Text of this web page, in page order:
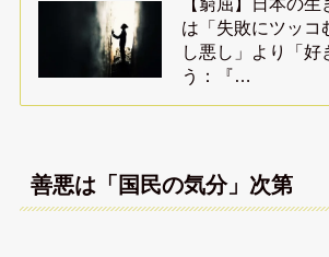
は「失敗にツッコ
し悪し」より「好
う：『…
善悪は「国民の気分」次第